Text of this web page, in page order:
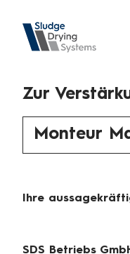
Zur
Monteur
Ihre
SDS Betriebs